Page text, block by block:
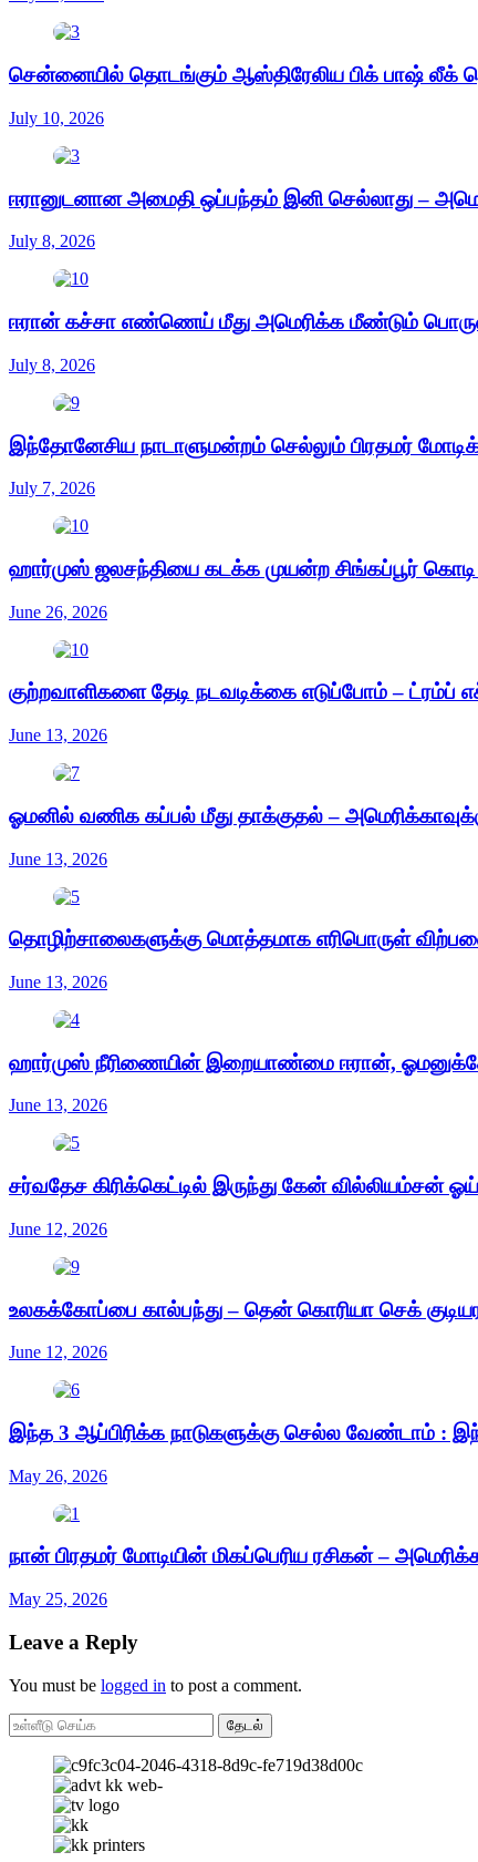
சென்னையில் தொடங்கும் ஆஸ்திரேலிய பிக் பாஷ் லீக்
July 10, 2026
ஈரானுடனான அமைதி ஒப்பந்தம் இனி செல்லாது –
July 8, 2026
ஈரான் கச்சா எண்ணெய் மீது அமெரிக்க மீண்டும்
July 8, 2026
இந்தோனேசிய நாடாளுமன்றம் செல்லும் பிரதமர்
July 7, 2026
ஹார்முஸ் ஜலசந்தியை கடக்க முயன்ற சிங்கப்பூர்
June 26, 2026
குற்றவாளிகளை தேடி நடவடிக்கை எடுப்போம் – ட்ரம்ப்
June 13, 2026
ஓமனில் வணிக கப்பல் மீது தாக்குதல் –
June 13, 2026
தொழிற்சாலைகளுக்கு மொத்தமாக எரிபொருள்
June 13, 2026
ஹார்முஸ் நீரிணையின் இறையாண்மை ஈரான்,
June 13, 2026
சர்வதேச கிரிக்கெட்டில் இருந்து கேன் வில்லியம்சன்
June 12, 2026
உலகக்கோப்பை கால்பந்து – தென் கொரியா செக்
June 12, 2026
இந்த 3 ஆப்பிரிக்க நாடுகளுக்கு செல்ல வேண்டாம் :
May 26, 2026
நான் பிரதமர் மோடியின் மிகப்பெரிய ரசிகன் –
May 25, 2026
Leave a Reply
You must be logged in to post a comment.
தேடல்